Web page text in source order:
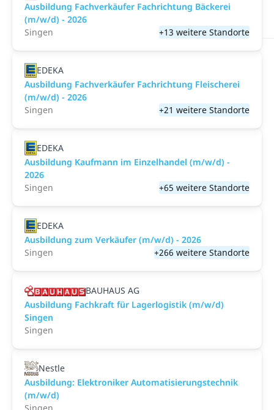
Ausbildung Fachverkäufer Fachrichtung Bäckerei
(m/w/d) - 2026
Singen
+13 weitere Standorte
EDEKA
Ausbildung Fachverkäufer Fachrichtung Fleischerei
(m/w/d) - 2026
Singen
+21 weitere Standorte
EDEKA
Ausbildung Kaufmann im Einzelhandel (m/w/d) -
2026
Singen
+65 weitere Standorte
EDEKA
Ausbildung zum Verkäufer (m/w/d) - 2026
Singen
+266 weitere Standorte
BAUHAUS AG
Ausbildung Fachkraft für Lagerlogistik (m/w/d)
Singen
Singen
Nestle
Ausbildung: Elektroniker Automatisierungstechnik
(m/w/d)